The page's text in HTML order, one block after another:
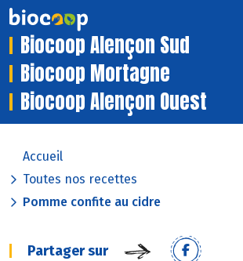
Biocoop Alençon Sud
Biocoop Mortagne
Biocoop Alençon Ouest
Accueil
Toutes nos recettes
Pomme confite au cidre
Partager sur